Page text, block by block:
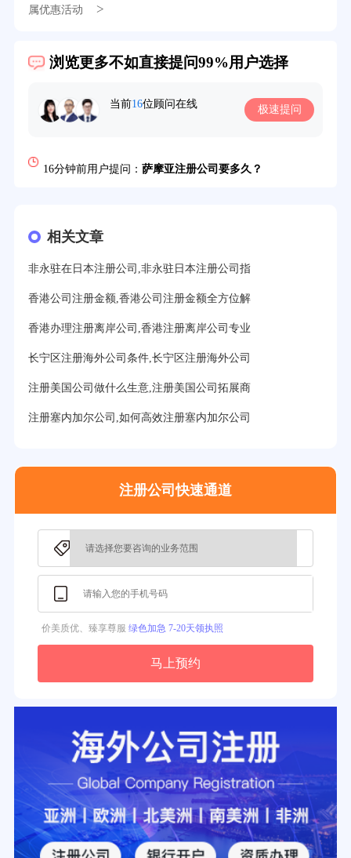
属优惠活动 >
浏览更多不如直接提问99%用户选择
当前16位顾问在线 极速提问
39分钟前用户提问：
6分钟前用户提问：注册香港公司需要哪些条件？
8分钟前用户提问： 开曼公司财报要审计吗？
16分钟前用户提问： 萨摩亚注册公司要多久？
31分钟前用户提问： 在迪拜注册公司需要什么条件？
32分钟前用户提问：注册美国公司详细流程有？
35分钟前用户提问：怎么注册新加坡公司？
相关文章
非永驻在日本注册公司,非永驻日本注册公司指
香港公司注册金额,香港公司注册金额全方位解
香港办理注册离岸公司,香港注册离岸公司专业
长宁区注册海外公司条件,长宁区注册海外公司
注册美国公司做什么生意,注册美国公司拓展商
注册塞内加尔公司,如何高效注册塞内加尔公司
注册公司快速通道
价美质优、臻享尊服 绿色加急 7-20天领执照
马上预约